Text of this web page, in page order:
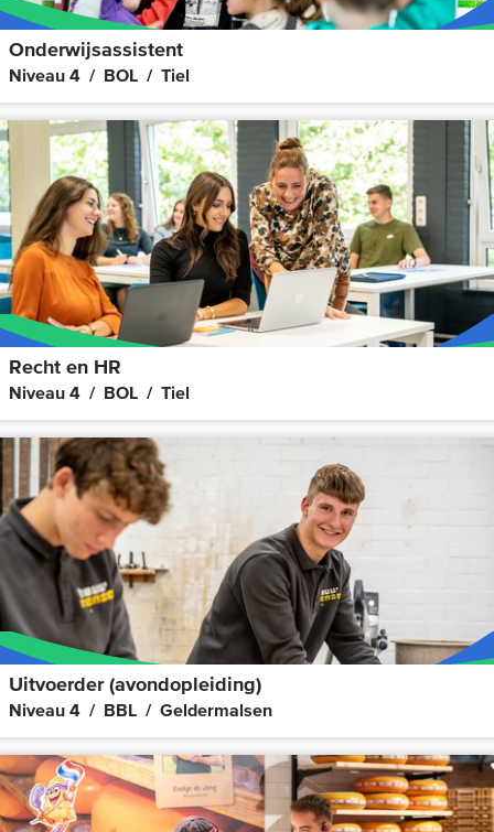
Onderwijsassistent
Niveau 4 BOL Tiel
Recht en HR
Niveau 4 BOL Tiel
Uitvoerder (avondopleiding)
Niveau 4 BBL Geldermalsen